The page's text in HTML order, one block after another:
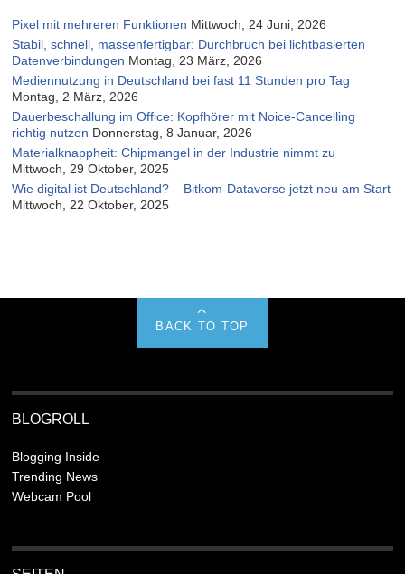
Pixel mit mehreren Funktionen Mittwoch, 24 Juni, 2026
Stabil, schnell, massenfertigbar: Durchbruch bei lichtbasierten
Datenverbindungen Montag, 23 März, 2026
Mediennutzung in Deutschland bei fast 11 Stunden pro Tag
Montag, 2 März, 2026
Dauerbeschallung im Office: Kopfhörer mit Noice-Cancelling
richtig nutzen Donnerstag, 8 Januar, 2026
Materialknappheit: Chipmangel in der Industrie nimmt zu
Mittwoch, 29 Oktober, 2025
Wie digital ist Deutschland? – Bitkom-Dataverse jetzt neu am Start
Mittwoch, 22 Oktober, 2025
BACK TO TOP
BLOGROLL
Blogging Inside
Trending News
Webcam Pool